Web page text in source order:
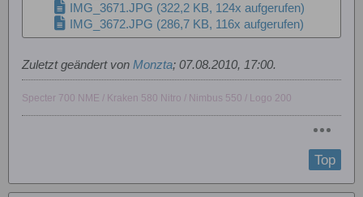
IMG_3671.JPG (322,2 KB, 124x aufgerufen)
IMG_3672.JPG (286,7 KB, 116x aufgerufen)
Zuletzt geändert von Monzta; 07.08.2010, 17:00.
Specter 700 NME / Kraken 580 Nitro / Nimbus 550 / Logo 200
Top